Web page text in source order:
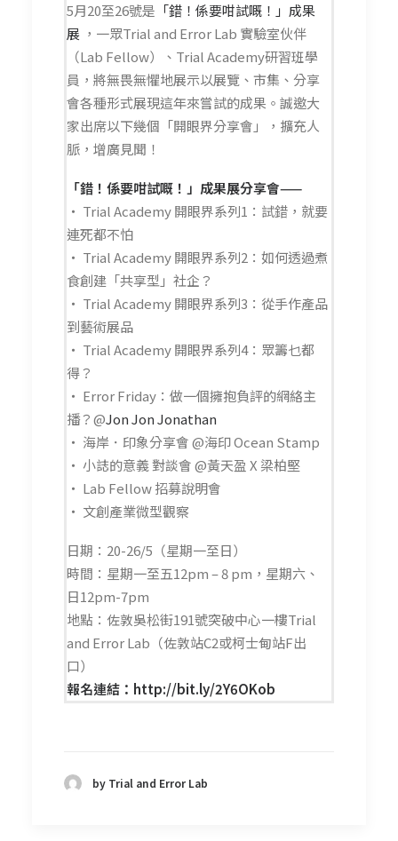
5月20至26號是 「錯！係要咁試嘅！」成果
展 ，一眾Trial and Error Lab 實驗室伙伴
（Lab Fellow）、Trial Academy研習班學
員，將無畏無懼地展示以展覽、市集、分享
會各種形式展現這年來嘗試的成果。 誠邀大
家出席以下幾個「開眼界分享會」，擴充人
脈，增廣見聞！
「錯！係要咁試嘅！」成果展分享會——
・ Trial Academy 開眼界系列1：試錯，就要
連死都不怕
・ Trial Academy 開眼界系列2：如何透過煮
食創建「共享型」社企？
・ Trial Academy 開眼界系列3：從手作產品
到藝術展品
・ Trial Academy 開眼界系列4：眾籌乜都
得？
・ Error Friday：做一個擁抱負評的網絡主
播？@Jon Jon Jonathan
・ 海岸．印象分享會 @海印 Ocean Stamp
・ 小誌的意義 對談會 @黃天盈 X 梁柏堅
・ Lab Fellow 招募說明會
・ 文創產業微型觀察
日期：20-26/5（星期一至日）
時間：星期一至五12pm – 8 pm，星期六、
日12pm-7pm
地點：佐敦吳松街191號突破中心一樓Trial
and Error Lab（佐敦站C2或柯士甸站F出
口）
報名連結： http://bit.ly/2Y6OKob
by Trial and Error Lab